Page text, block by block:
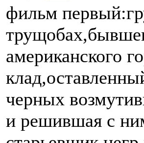
фильм
американского
черных
и решившая с